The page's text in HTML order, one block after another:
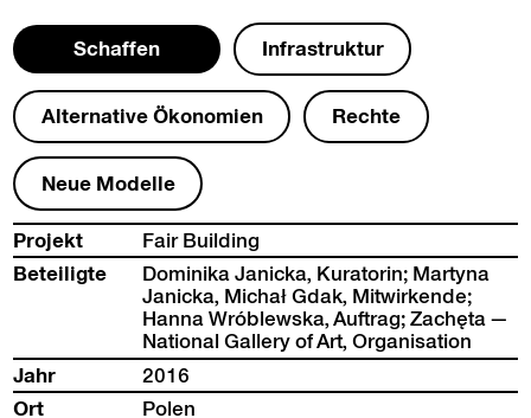
Schaf­fen Infra­struk­tur
Alter­na­tive Ökonomien Rechte
Neue Mod­elle
Pro­jekt
Fair Build­ing
Beteiligte
Domini­ka Jan­ic­ka, Kura­torin; Mar­ty­na
Jan­ic­ka, Michał Gdak, Mitwirk­ende;
Han­na Wróblews­ka, Auf­trag; Zachę­ta —
Nation­al Gallery of Art, Organisation
Jahr
2016
Ort
Polen